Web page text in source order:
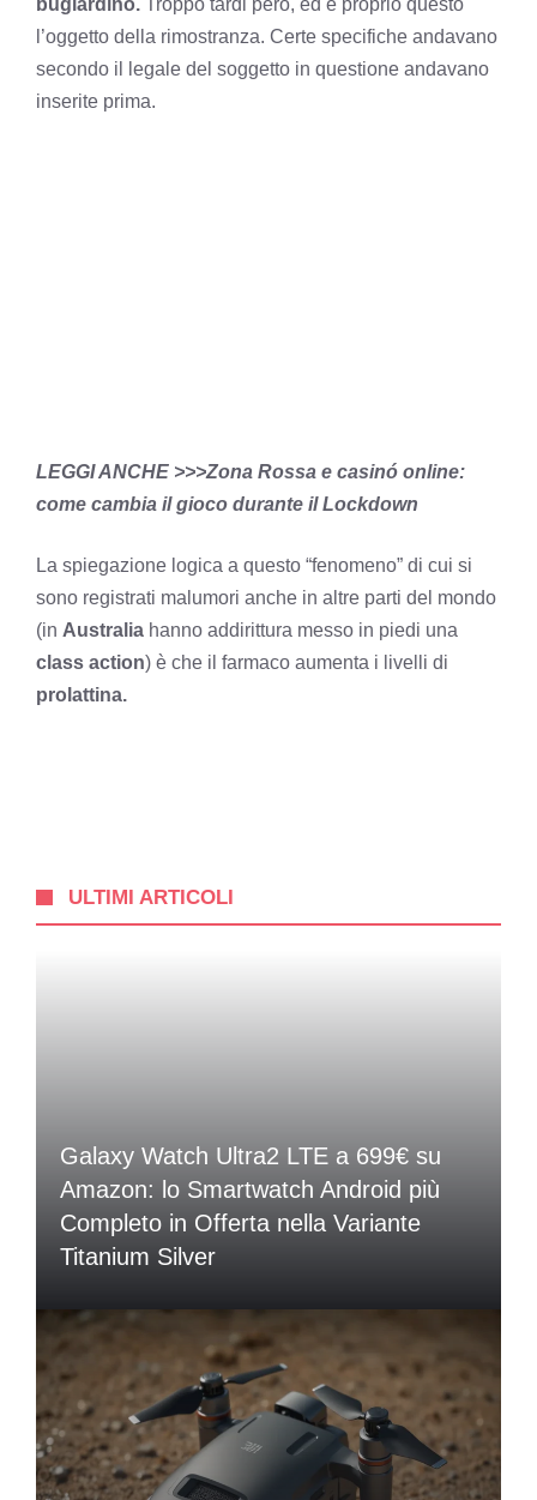
l’oggetto della rimostranza. Certe specifiche andavano
secondo il legale del soggetto in questione andavano
inserite prima.
LEGGI ANCHE >>>Zona Rossa e casinó online:
come cambia il gioco durante il Lockdown
La spiegazione logica a questo “fenomeno” di cui si
sono registrati malumori anche in altre parti del mondo
(in Australia hanno addirittura messo in piedi una
class action) è che il farmaco aumenta i livelli di
prolattina.
ULTIMI ARTICOLI
Galaxy Watch Ultra2 LTE a 699€ su
Amazon: lo Smartwatch Android più
Completo in Offerta nella Variante
Titanium Silver